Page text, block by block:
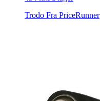
Trodo Fra PriceRunner